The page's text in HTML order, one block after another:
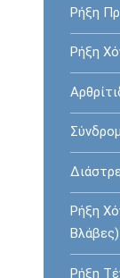
Ρήξη
Ρήξη
Ρήξη
Βλάβες)
Ρήξη